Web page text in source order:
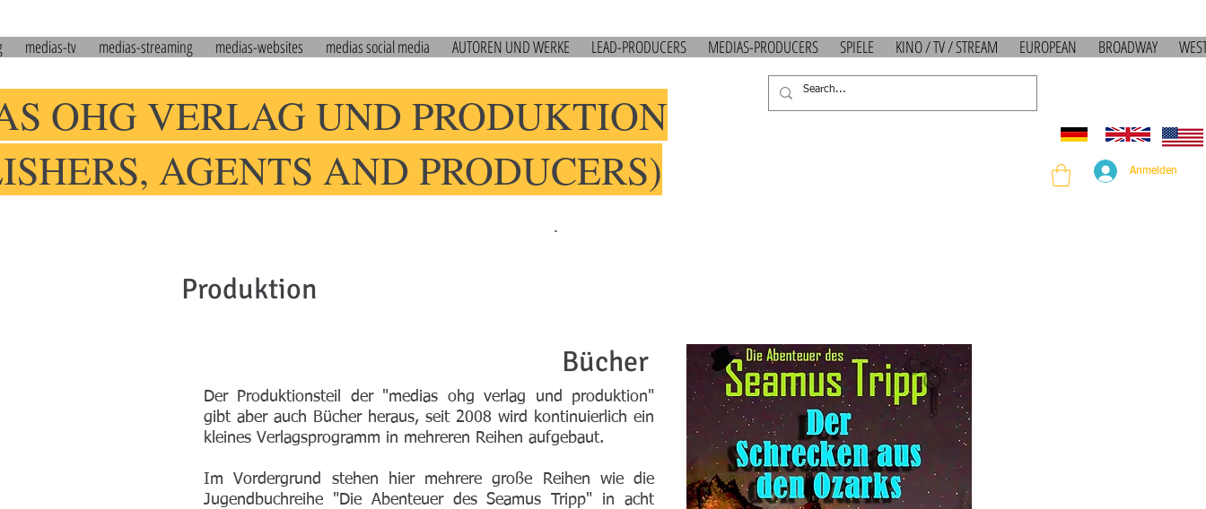
medias-tv medias-streaming medias-websites medias social media AUTOREN UND WERKE LEAD-PRODUCERS MEDIAS-PRODUCERS SPIELE KINO / TV / STREAM EUROPEAN BROADWAY
OHG VERLAG UND PRODUKTION
AGENTS AND PRODUCERS)
Anmelden
.
Produktion
Der Produktionsteil der "medias ohg verlag und produktion"
gibt aber auch Bücher heraus, seit 2008 wird kontinuierlich ein
kleines Verlagsprogramm in mehreren Reihen aufgebaut.
Im Vordergrund stehen hier mehrere große Reihen wie die
Jugendbuchreihe "Die Abenteuer des Seamus Tripp" in acht
Bücher